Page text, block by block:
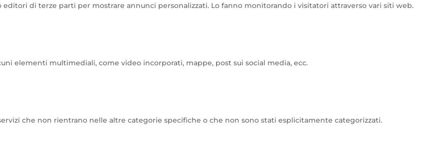
di terze parti per mostrare annunci personalizzati. Lo fanno monitorando i visitatori attraverso vari siti web.
elementi multimediali, come video incorporati, mappe, post sui social media, ecc.
che non rientrano nelle altre categorie specifiche o che non sono stati esplicitamente categorizzati.